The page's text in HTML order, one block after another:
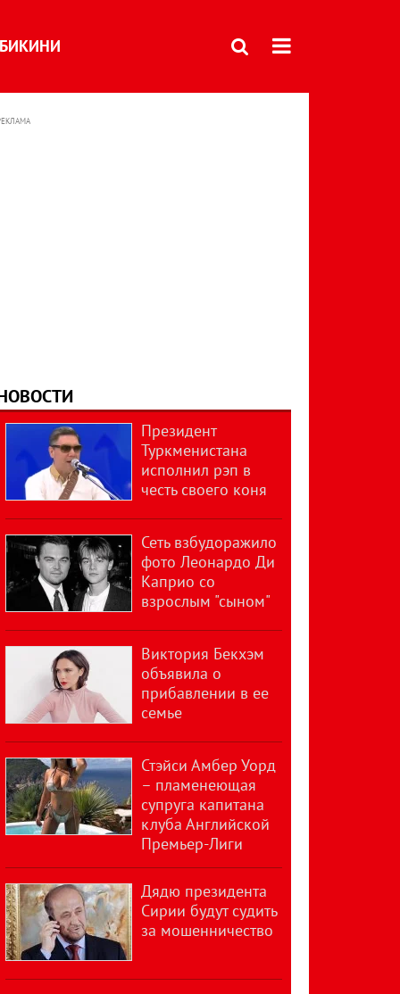
БИКИНИ
Президент
Туркменистана
исполнил рэп в
честь своего коня
Сеть взбудоражило
фото Леонардо Ди
Каприо со
взрослым "сыном"
Виктория Бекхэм
объявила о
прибавлении в ее
семье
Стэйси Амбер Уорд
– пламенеющая
супруга капитана
клуба Английской
Премьер-Лиги
Дядю президента
Сирии будут судить
за мошенничество